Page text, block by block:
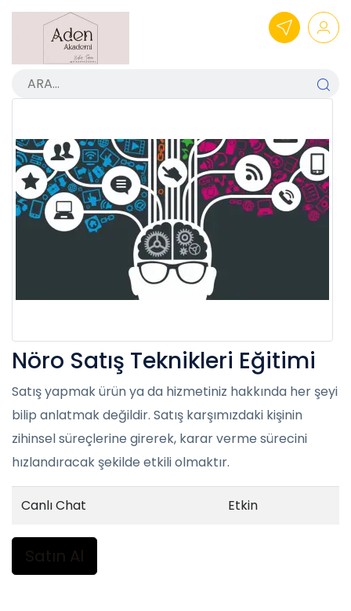
Nöro Satış Teknikleri Eğitimi
Satış yapmak ürün ya da hizmetiniz hakkında her şeyi
bilip anlatmak değildir. Satış karşımızdaki kişinin
zihinsel süreçlerine girerek, karar verme sürecini
hızlandıracak şekilde etkili olmaktır.
Canlı Chat Etkin
Satın Al